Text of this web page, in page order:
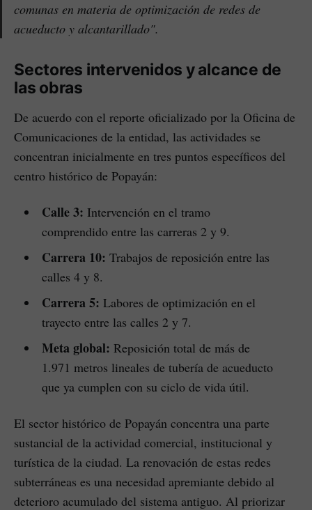
comunas en materia de optimización de redes de
acueducto y alcantarillado".
Sectores intervenidos y alcance de
las obras
De acuerdo con el reporte oficializado por la Oficina de
Comunicaciones de la entidad, las actividades se
concentran inicialmente en tres puntos específicos del
centro histórico de Popayán:
Calle 3: Intervención en el tramo
comprendido entre las carreras 2 y 9.
Carrera 10: Trabajos de reposición entre las
calles 4 y 8.
Carrera 5: Labores de optimización en el
trayecto entre las calles 2 y 7.
Meta global: Reposición total de más de
1.971 metros lineales de tubería de acueducto
que ya cumplen con su ciclo de vida útil.
El sector histórico de Popayán concentra una parte
sustancial de la actividad comercial, institucional y
turística de la ciudad. La renovación de estas redes
subterráneas es una necesidad apremiante debido al
deterioro acumulado del sistema antiguo. Al priorizar